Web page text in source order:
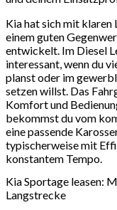
Kia hat sich mit
einem guten
entwickelt. Im Diesel
interessant, wenn du
planst oder im
setzen willst. Das
Komfort und
bekommst du vom
eine passende
typischerweise mit
konstantem Tempo.
Kia Sportage leasen:
Langstrecke